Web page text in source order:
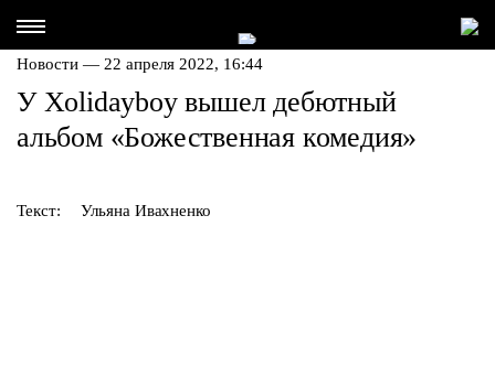
Новости — 22 апреля 2022, 16:44
У Xolidayboy вышел дебютный
альбом «Божественная комедия»
Текст: Ульяна Ивахненко